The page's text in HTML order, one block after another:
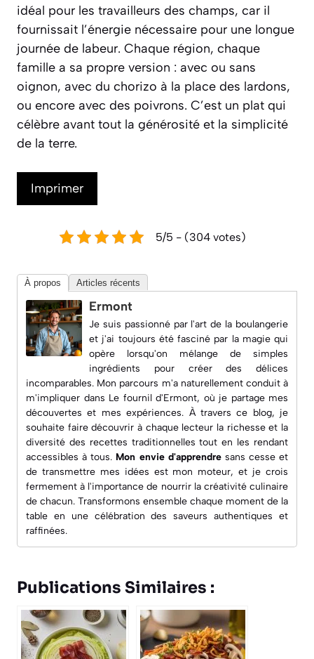
idéal pour les travailleurs des champs, car il
fournissait l’énergie nécessaire pour une longue
journée de labeur. Chaque région, chaque
famille a sa propre version : avec ou sans
oignon, avec du chorizo à la place des lardons,
ou encore avec des poivrons. C’est un plat qui
célèbre avant tout la générosité et la simplicité
de la terre.
Imprimer
5/5 - (304 votes)
À propos Articles récents
Ermont
Je suis passionné par l'art de la boulangerie
et j'ai toujours été fasciné par la magie qui
opère lorsqu'on mélange de simples
ingrédients pour créer des délices
incomparables. Mon parcours m'a naturellement conduit à
m'impliquer dans Le fournil d'Ermont, où je partage mes
découvertes et mes expériences. À travers ce blog, je
souhaite faire découvrir à chaque lecteur la richesse et la
diversité des recettes traditionnelles tout en les rendant
accessibles à tous. Mon envie d'apprendresans cesse et
de transmettre mes idées est mon moteur, et je crois
fermement à l'importance de nourrir la créativité culinaire
de chacun. Transformons ensemble chaque moment de la
table en une célébration des saveurs authentiques et
raffinées.
Publications Similaires :